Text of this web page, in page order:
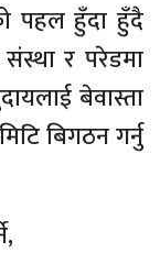
पहल हुँदा हुँदै
र परेडमा
बेवास्ता
बिगठन गर्नु